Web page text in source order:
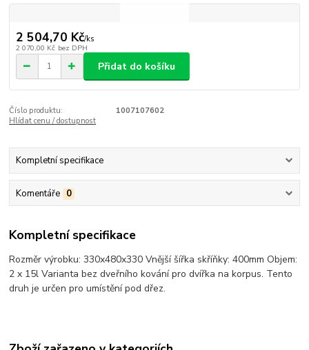
2 504,70 Kč/ks
2 070,00 Kč bez DPH
Přidat do košíku
Číslo produktu:
1007107602
Hlídat cenu / dostupnost
Kompletní specifikace
Komentáře 0
Kompletní specifikace
Rozměr výrobku: 330x480x330 Vnější šířka skříňky: 400mm Objem:
2 x 15l Varianta bez dveřního kování pro dvířka na korpus. Tento
druh je určen pro umístění pod dřez.